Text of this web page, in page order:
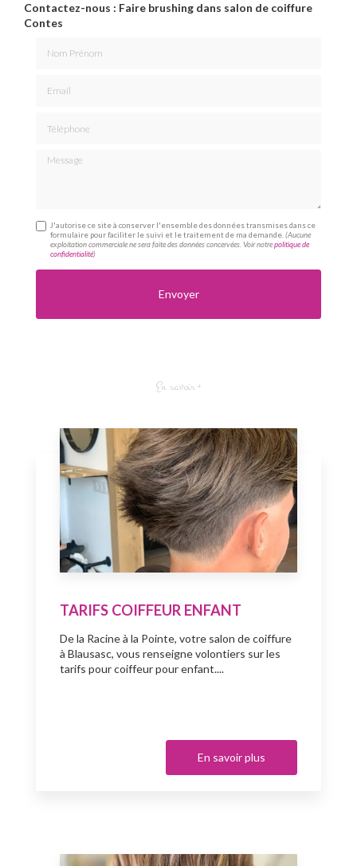
Contactez-nous : Faire brushing dans salon de coiffure
Contes
Message
J'autorise ce site à conserver l'ensemble des données transmises dans ce
formulaire pour faciliter le suivi et le traitement de ma demande.(Aucune
exploitation commerciale ne sera faite des données concervées. Voir notrepolitique de
confidentialité)
En savoir +
TARIFS COIFFEUR ENFANT
De la Racine à la Pointe, votre salon de coiffure
à Blausasc, vous renseigne volontiers sur les
tarifs pour coiffeur pour enfant....
En savoir plus